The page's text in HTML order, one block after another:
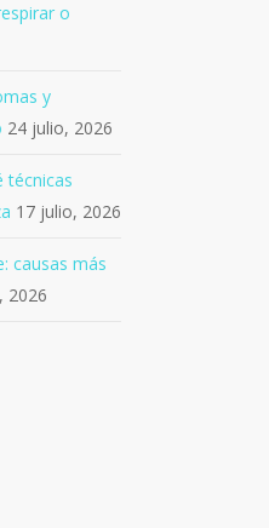
o
y
24 julio, 2026
técnicas
17 julio, 2026
causas más
2026